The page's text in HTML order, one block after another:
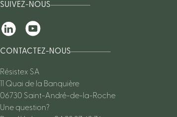
SUIVEZ-NOUS
CONTACTEZ-NOUS
Résistex SA
11 Quai de la Banquière
06730 Saint-André-de-la-Roche
Une question?